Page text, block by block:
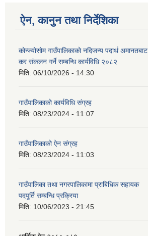
ऐन, कानुन तथा निर्देशिका
कोन्ज्योसोम गाउँपालिकाको नदिजन्य पदार्थ अमानतबाट
कर संकलन गर्ने सम्बन्धि कार्यविधि २०८२
मिति: 06/10/2026 - 14:30
गाउँपालिकाको कार्यविधि संग्रह
मिति: 08/23/2024 - 11:07
गाउँपालिकाको ऐन संग्रह
मिति: 08/23/2024 - 11:03
गाउँपालिका तथा नगरपालिकामा प्राबिधिक सहायक
पदपूर्ति सम्बन्धि प्रक्रिया
मिति: 10/06/2023 - 21:45